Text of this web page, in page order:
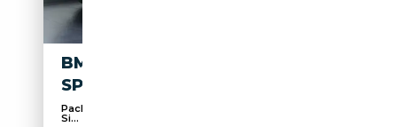
BMW X3 XDRIVE 30 E M
SPORT LASER/HEAD-UP/AHK
Pack Sport, Palettes de changement de vitesses,
Si...